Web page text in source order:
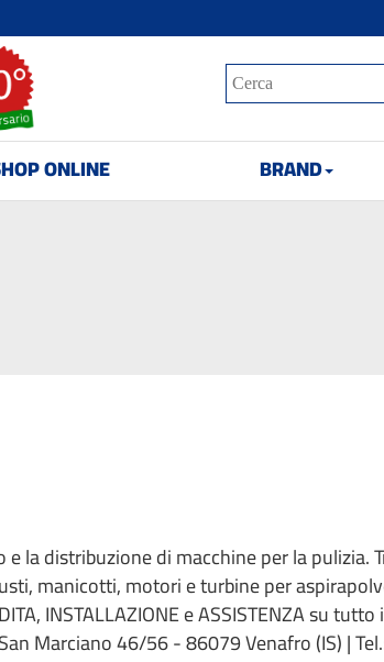
ONLINE BRAND
la distribuzione di macchine per la
manicotti, motori e turbine per
INSTALLAZIONE e ASSISTENZA su
Marciano 46/56 - 86079 Venafro (IS) |